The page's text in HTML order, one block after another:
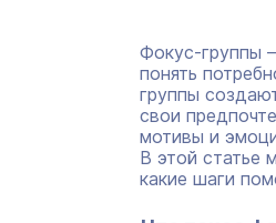
Фокус-группы
понять
группы
свои
мотивы и
В этой статье
какие шаги